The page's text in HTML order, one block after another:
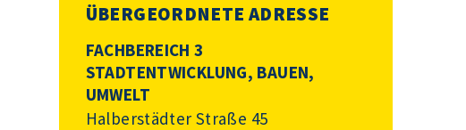
ÜBERGEORDNETE ADRESSE
FACHBEREICH 3
STADTENTWICKLUNG, BAUEN,
UMWELT
Halberstädter Straße 45